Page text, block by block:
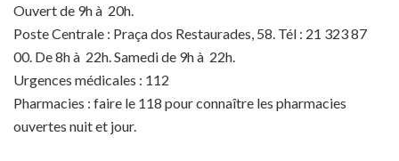
Ouvert de 9h à 20h.
Poste Centrale : Praça dos Restaurades, 58. Tél : 21 323 87
00. De 8h à 22h. Samedi de 9h à 22h.
Urgences médicales : 112
Pharmacies : faire le 118 pour connaître les pharmacies
ouvertes nuit et jour.